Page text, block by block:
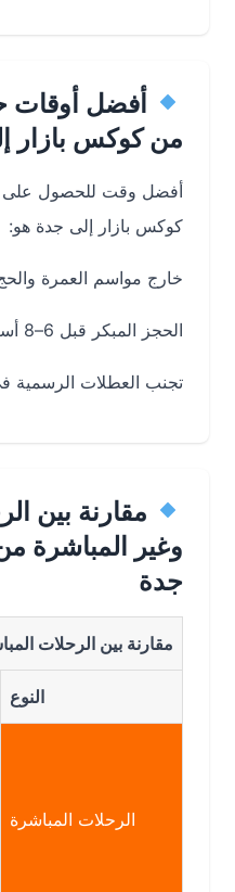
أفضل أوقات حجز
من كوكس بازار إلى
أفضل وقت للحصول على
كوكس بازار إلى جدة هو:
خارج مواسم العمرة والحج
الحجز المبكر قبل 6–8 أسابيع
تجنب العطلات الرسمية في
مقارنة بين
وغير المباشرة من
مقارنة بين الرحلات
الرحلات المباشرة